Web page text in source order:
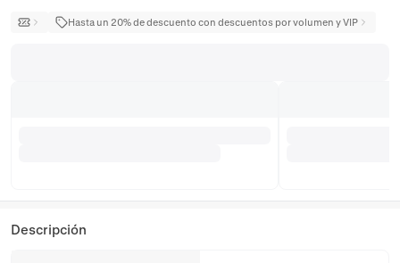
Hasta un 20% de descuento con descuentos por volumen y VIP
Descripción